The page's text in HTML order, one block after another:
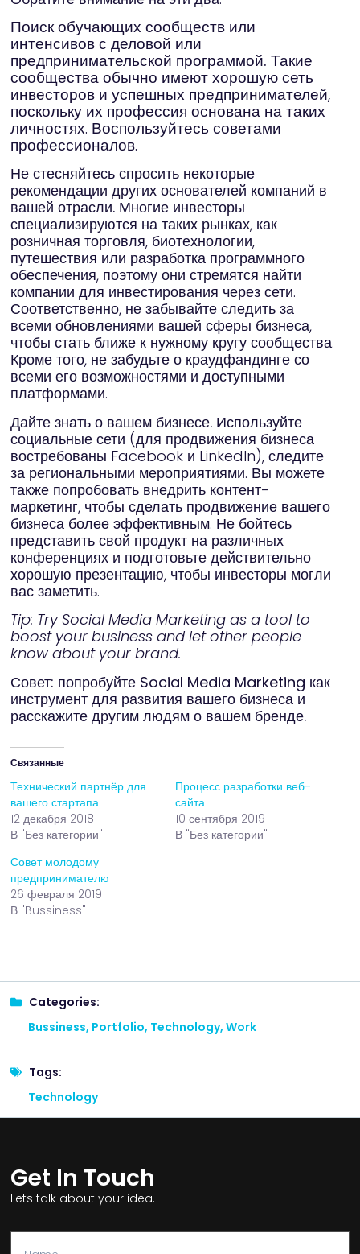
Поиск обучающих сообществ или
интенсивов с деловой или
предпринимательской программой.Такие
сообщества обычно имеют хорошую сеть
инвесторов и успешных предпринимателей,
поскольку их профессия основана на таких
личностях. Воспользуйтесь советами
профессионалов.
Не стесняйтесь спросить некоторые
рекомендации других основателей компаний в
вашей отрасли. Многие инвесторы
специализируются на таких рынках, как
розничная торговля, биотехнологии,
путешествия или разработка программного
обеспечения, поэтому они стремятся найти
компании для инвестирования через сети.
Соответственно, не забывайте следить за
всеми обновлениями вашей сферы бизнеса,
чтобы стать ближе к нужному кругу сообщества.
Кроме того, не забудьте о краудфандинге со
всеми его возможностями и доступными
платформами.
Дайте знать о вашем бизнесе. Используйте
социальные сети (для продвижения бизнеса
востребованы Facebook и LinkedIn), следите
за региональными мероприятиями. Вы можете
также попробовать внедрить контент-
маркетинг, чтобы сделать продвижение вашего
бизнеса более эффективным. Не бойтесь
представить свой продукт на различных
конференциях и подготовьте действительно
хорошую презентацию, чтобы инвесторы могли
вас заметить.
Tip: Try Social Media Marketing as a tool to
boost your business and let other people
know about your brand.
Совет: попробуйте Social Media Marketing как
инструмент для развития вашего бизнеса и
расскажите другим людям о вашем бренде.
Связанные
Технический партнёр для
вашего стартапа
12 декабря 2018
В "Без категории"
Процесс разработки веб-
сайта
10 сентября 2019
В "Без категории"
Совет молодому
предпринимателю
26 февраля 2019
В "Bussiness"
Categories:
Bussiness, Portfolio, Technology,Work
Tags:
Technology
Get In Touch
Lets talk about your idea.